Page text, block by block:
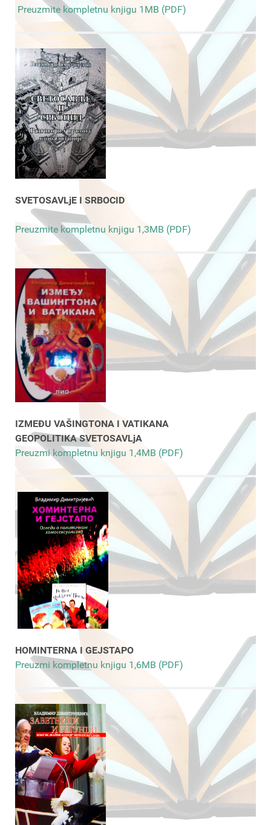
Preuzmite kompletnu knjigu 1MB (PDF)
SVETOSAVLjE I SRBOCID
Preuzmite kompletnu knjigu 1,3MB (PDF)
IZMEĐU VAŠINGTONA I VATIKANA
GEOPOLITIKA SVETOSAVLjA
Preuzmi kompletnu knjigu 1,4MB (PDF)
HOMINTERNA I GEJSTAPO
Preuzmi kompletnu knjigu 1,6MB (PDF)